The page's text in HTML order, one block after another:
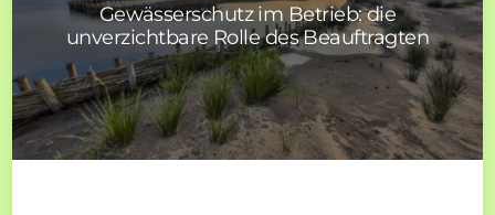
Gewässerschutz im Betrieb: die
unverzichtbare Rolle des Beauftragten